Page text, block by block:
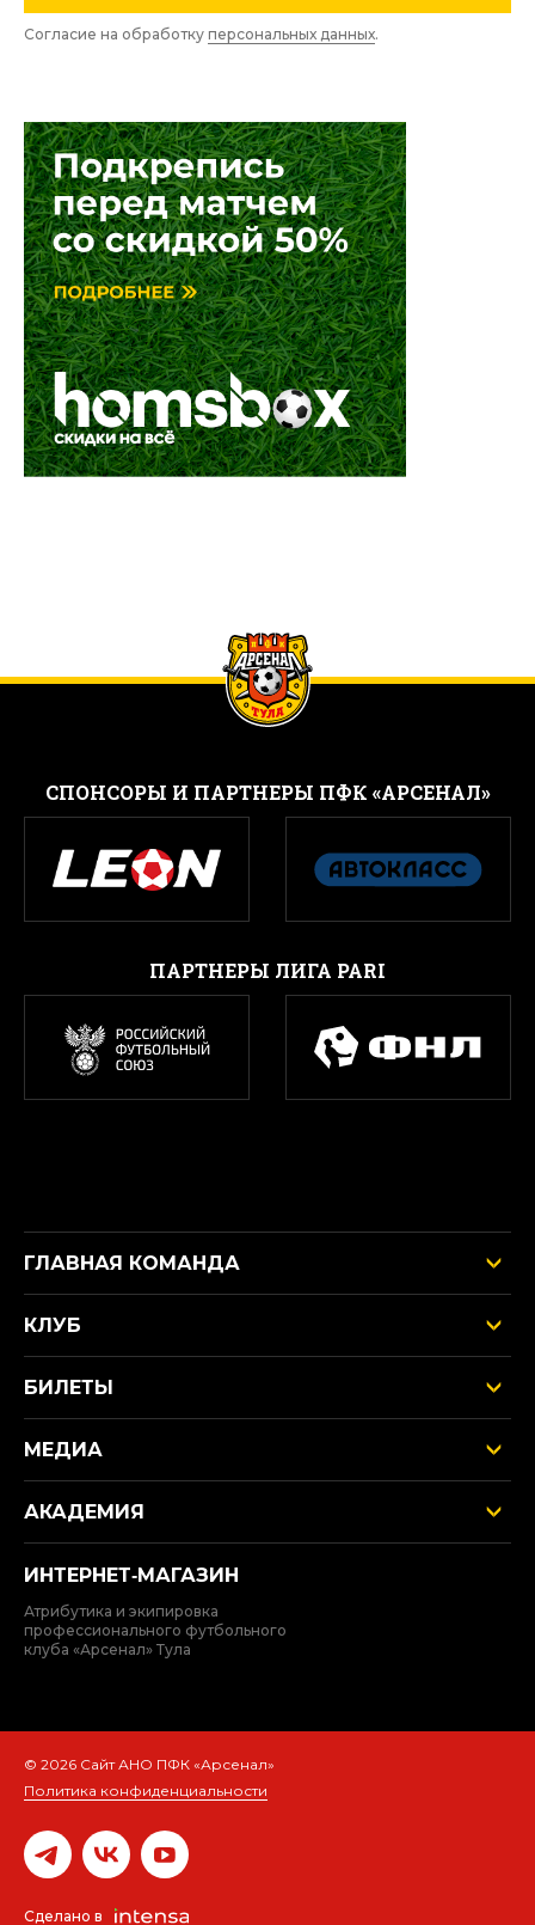
Согласие на обработку персональных данных.
CПОНСОРЫ И ПАРТНЕРЫ ПФК «АРСЕНАЛ»
ПАРТНЕРЫ ЛИГА PARI
ГЛАВНАЯ КОМАНДА
КЛУБ
БИЛЕТЫ
МЕДИА
АКАДЕМИЯ
ИНТЕРНЕТ‑МАГАЗИН
Атрибутика и экипировка
профессионального футбольного
клуба «Арсенал» Тула
© 2026 Сайт АНО ПФК «Арсенал»
Политика конфиденциальности
Сделано в